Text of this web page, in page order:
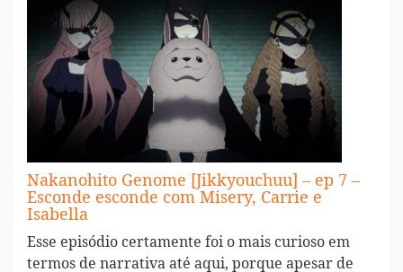
Nakanohito Genome [Jikkyouchuu] – ep 7 –
Esconde esconde com Misery, Carrie e
Isabella
Esse episódio certamente foi o mais curioso em
termos de narrativa até aqui, porque apesar de